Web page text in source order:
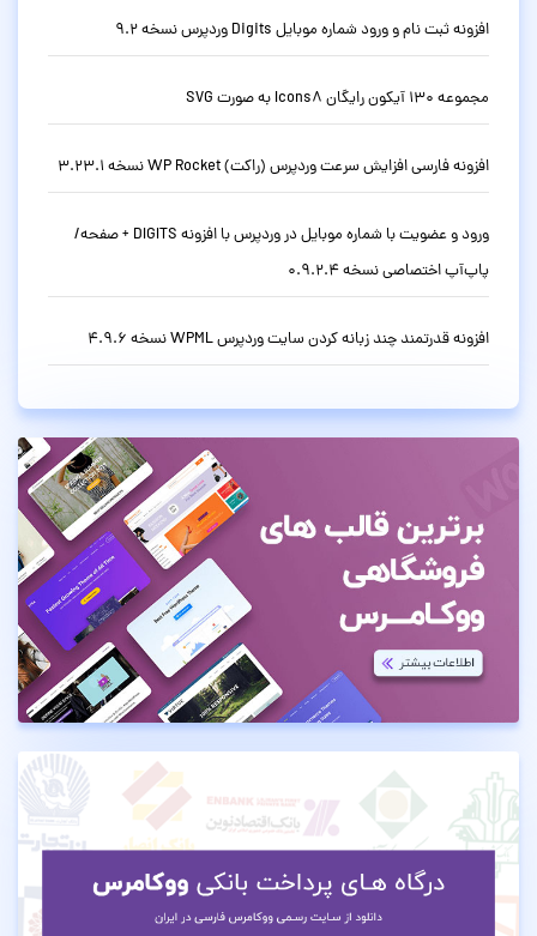
افزونه ثبت نام و ورود شماره موبایل Digits وردپرس نسخه 9.2
مجموعه 130 آیکون رایگان Icons8 به صورت SVG
افزونه فارسی افزایش سرعت وردپرس (راکت) WP Rocket نسخه 3.23.1
ورود و عضویت با شماره موبایل در وردپرس با افزونه DIGITS + صفحه/
پاپ‌آپ اختصاصی نسخه 0.9.2.4
افزونه قدرتمند چند زبانه کردن سایت وردپرس WPML نسخه 4.9.6